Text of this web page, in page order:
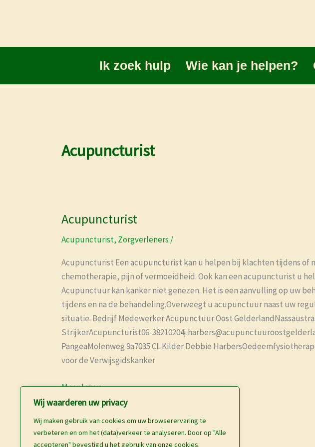
Wij waarderen uw privacy
Wij maken gebruik van cookies om uw browserervaring te
verbeteren en om het (data)verkeer te analyseren. Door op "Alle
accepteren" bevestigd u het gebruik van onze cookies.
inhoud
Ik zoek hulp Wie kan je helpen?
Acupuncturist
Acupuncturist
Acupuncturist, Zorgverleners /
Acupuncturist Een acupuncturist kan u helpen bij klachten tijdens of
chemotherapie, pijn of vermoeidheid. Ook kan een acupuncturist u
Acupunctuur kan kanker niet genezen. Het is een aanvulling op uw
tijdens en na de behandeling.Overweegt u acupunctuur naast uw
situatie. Bedrijf Medewerker Acupunctuur Oost
StrijkerAcupuncturist06-
PangeaMolenweg 9a7035 CL Kilder Debbie
voor de Verwijsgidskanker
Acupuncturist
Meer lezen »